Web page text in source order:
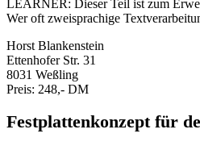
LEARNER: Dieser Teil ist zum
Wer oft zweisprachige
Horst Blankenstein
Ettenhofer Str. 31
8031 Weßling
Preis: 248,- DM
Festplattenkonzept für